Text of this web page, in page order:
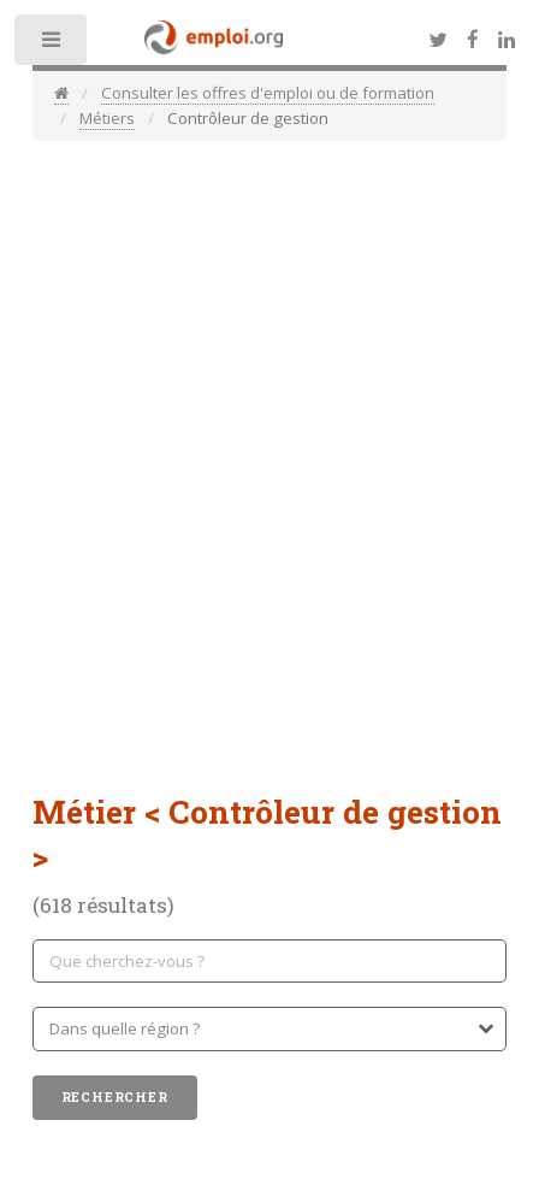
Consulter les offres d'emploi ou de formation
Métiers
Contrôleur de gestion
Métier < Contrôleur de gestion
>
(618 résultats)
Toggle